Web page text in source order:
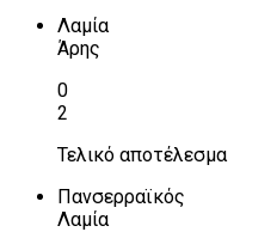
Λαμία
Άρης
0
2
Τελικό αποτέλεσμα
Πανσερραϊκός
Λαμία